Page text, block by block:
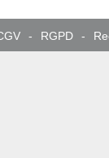
- RGPD -